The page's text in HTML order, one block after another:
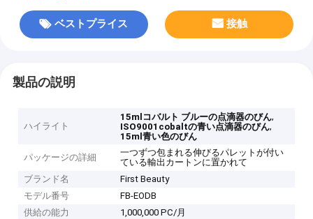
ベストプライス 接触
製品の説明
ハイライト
15mlコバルト ブルーの点滴器のびん,
ISO9001cobaltの青い点滴器のびん,
15ml青い色のびん
パッケージの詳細
一つずつ包まれる伸びるパレットが付い
ている輸出カートンに置かれて
ブランド名
First Beauty
モデル番号
FB-EODB
供給の能力
1,000,000 PC/月